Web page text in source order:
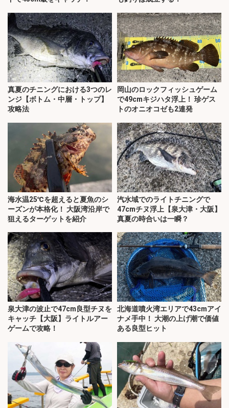
真夏のチニングにおける3つのレ
ンジ【ボトム・中層・トップ】
攻略法
岡山のロックフィッシュゲーム
で49cmキジハタ浮上！ 珍ゲス
トのオニオコゼも2連発
海水温25℃を超えると夏魚のシ
ーズンが本格化！ 大阪湾沿岸で
狙えるターゲットを紹介
汽水域でのライトチニングで
47cmチヌ浮上【泉大津・大阪】
真夏の時合いは一瞬？
泉大津の波止で47cm良型チヌを
キャッチ【大阪】ライトルアー
ゲームで攻略！
北海道噴火湾エリアで43cmアイ
ナメ手中！ 大潮の上げ潮で価値
ある良型ヒット